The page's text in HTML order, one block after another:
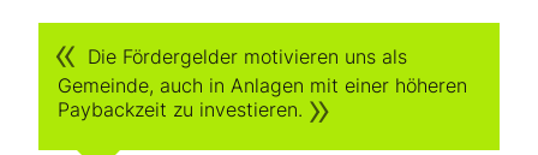
Die Fördergelder motivieren uns als
Gemeinde, auch in Anlagen mit einer höheren
Paybackzeit zu investieren.